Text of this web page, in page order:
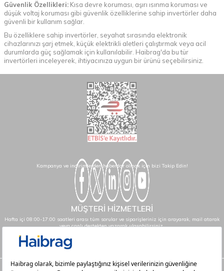
Güvenlik Özellikleri: Kısa devre koruması, aşırı ısınma koruması ve
düşük voltaj koruması gibi güvenlik özelliklerine sahip invertörler daha
güvenli bir kullanım sağlar.
Bu özelliklere sahip invertörler, seyahat sırasında elektronik
cihazlarınızı şarj etmek, küçük elektrikli aletleri çalıştırmak veya acil
durumlarda güç sağlamak için kullanılabilir. Haibrag'da bu tür
invertörleri inceleyerek, ihtiyacınıza uygun bir ürünü seçebilirsiniz.
Kampanya ve indirimlerden haberdar olmak için bizi Takip Edin!
MÜŞTERİ HİZMETLERİ
Hafta içi 08:00-17:00 saatleri arası tüm sorular ve siparişleriniz için arayarak, mail atarak
veya canlı destekten yazarak ulaşabilirsiniz.
info@haibrag.com - 0850 532 43 23